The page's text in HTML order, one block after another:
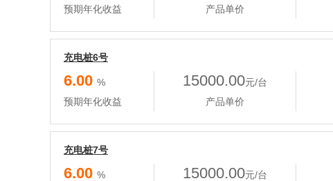
预期年化收益
产品单价
充电桩6号
6.00 %
预期年化收益
15000.00元/台
产品单价
充电桩7号
6.00 %
15000.00元/台